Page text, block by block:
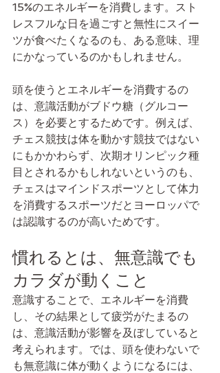
15%のエネルギーを消費します。スト
レスフルな日を過ごすと無性にスイー
ツが食べたくなるのも、ある意味、理
にかなっているのかもしれません。
頭を使うとエネルギーを消費するの
は、意識活動がブドウ糖（グルコー
ス）を必要とするためです。例えば、
チェス競技は体を動かす競技ではない
にもかかわらず、次期オリンピック種
目とされるかもしれないというのも、
チェスはマインドスポーツとして体力
を消費するスポーツだとヨーロッパで
は認識するのが高いためです。
慣れるとは、無意識でも
カラダが動くこと
意識することで、エネルギーを消費
し、その結果として疲労がたまるの
は、意識活動が影響を及ぼしていると
考えられます。では、頭を使わないで
も無意識に体が動くようになるには、